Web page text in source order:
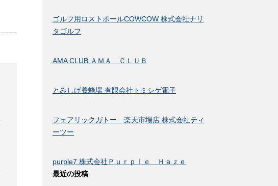
ゴルフ用ロストボールCOWCOW 株式会社ナリ
タゴルフ
AMA CLUB ＡＭＡ ＣＬＵＢ
とみしげ養蜂場 有限会社トミシゲ電子
フェアリックガトー 楽天市場店 株式会社ティ
ーツー
purple7 株式会社Ｐｕｒｐｌｅ Ｈａｚｅ
最近の投稿